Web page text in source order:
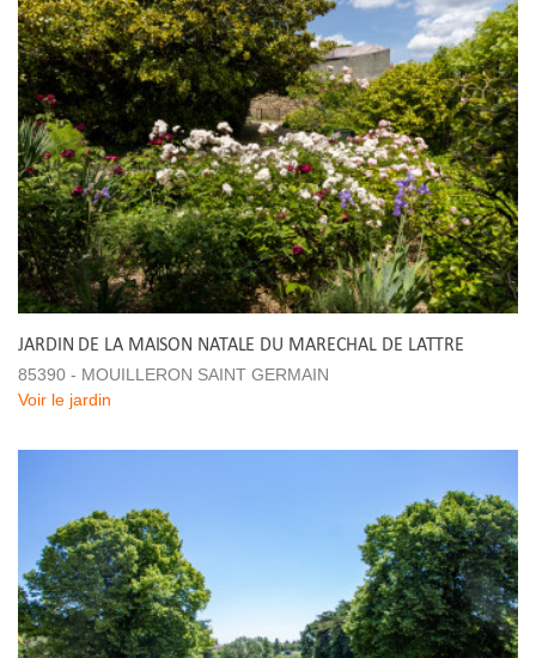
JARDIN DE LA MAISON NATALE DU MARECHAL DE LATTRE
85390 - MOUILLERON SAINT GERMAIN
Voir le jardin